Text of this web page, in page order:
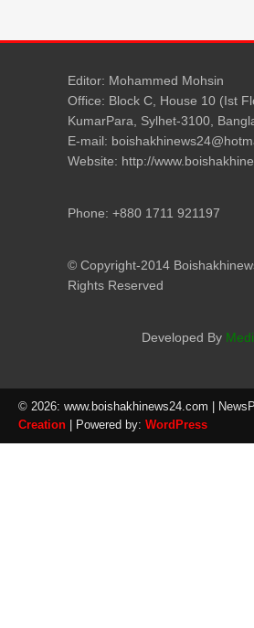
Editor: Mohammed Mohsin
Office: Block C, House 10 (Ist
KumarPara, Sylhet-3100,
E-mail:
Website: http://
Phone: +880 1711 921197
© Copyright-2014
Rights Reserved
Developed By
© 2026: www.boishakhinews24.com |
Creation | Powered by: WordPress